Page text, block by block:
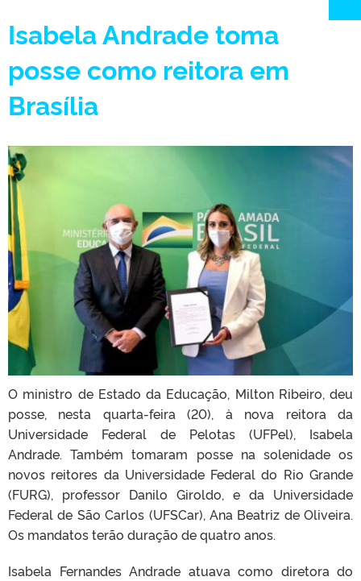
Isabela Andrade toma
posse como reitora em
Brasília
O ministro de Estado da Educação, Milton Ribeiro, deu
posse, nesta quarta-feira (20), à nova reitora da
Universidade Federal de Pelotas (UFPel), Isabela
Andrade. Também tomaram posse na solenidade os
novos reitores da Universidade Federal do Rio Grande
(FURG), professor Danilo Giroldo, e da Universidade
Federal de São Carlos (UFSCar), Ana Beatriz de Oliveira.
Os mandatos terão duração de quatro anos.
Isabela Fernandes Andrade atuava como diretora do